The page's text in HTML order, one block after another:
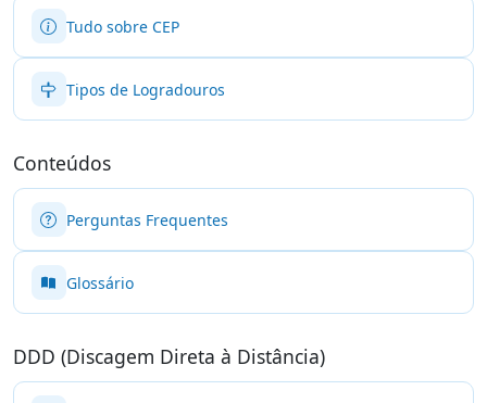
Tudo sobre CEP
Tipos de Logradouros
Conteúdos
Perguntas Frequentes
Glossário
DDD (Discagem Direta à Distância)